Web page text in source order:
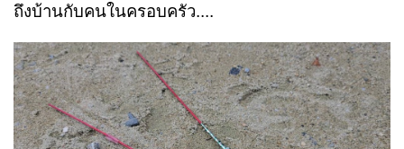
ถึงบ้านกับคนในครอบครัว....